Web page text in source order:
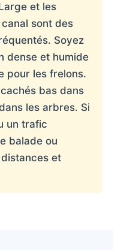
et les
sont des
Soyez
dense et humide
pour les frelons.
bas dans
les arbres. Si
un trafic
balade ou
et